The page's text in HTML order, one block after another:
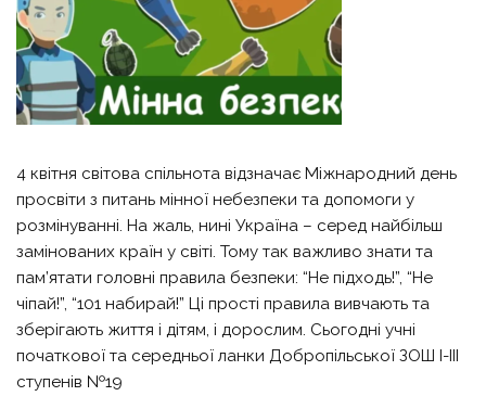
4 квітня світова спільнота відзначає Міжнародний день
просвіти з питань мінної небезпеки та допомоги у
розмінуванні. На жаль, нині Україна – серед найбільш
замінованих країн у світі. Тому так важливо знати та
пам’ятати головні правила безпеки: “Не підходь!”, “Не
чіпай!”, “101 набирай!” Ці прості правила вивчають та
зберігають життя і дітям, і дорослим. Сьогодні учні
початкової та середньої ланки Добропільської ЗОШ І-ІІІ
ступенів №19